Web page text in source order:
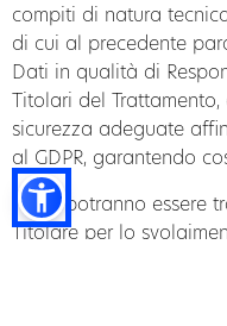
compiti di natura
di cui al precedente
Dati in qualità di
Titolari del
sicurezza adeguate
al GDPR, garantendo
I Dati potranno essere
Titolare per lo